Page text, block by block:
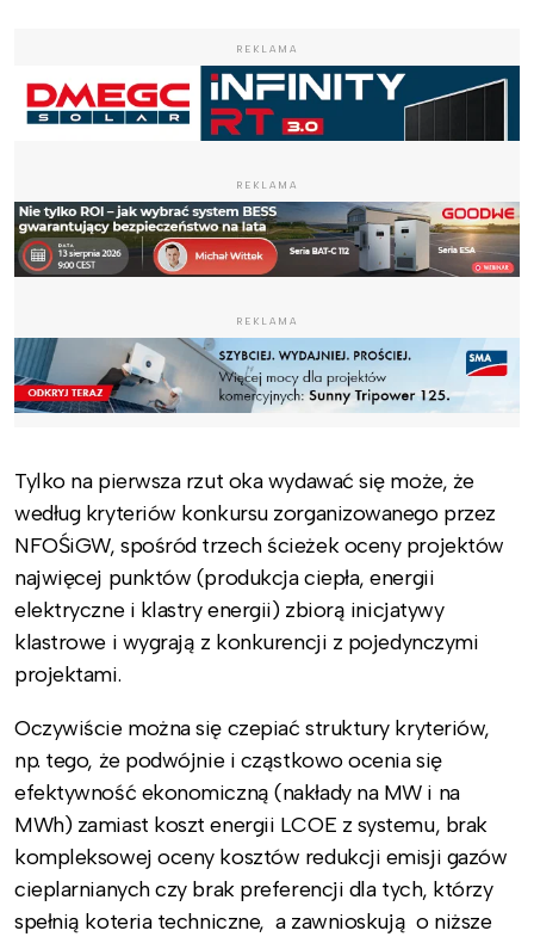
REKLAMA
REKLAMA
REKLAMA
Tylko na pierwsza rzut oka wydawać się może, że
według kryteriów konkursu zorganizowanego przez
NFOŚiGW, spośród trzech ścieżek oceny projektów
najwięcej punktów (produkcja ciepła, energii
elektryczne i klastry energii) zbiorą inicjatywy
klastrowe i wygrają z konkurencji z pojedynczymi
projektami.
Oczywiście można się czepiać struktury kryteriów,
np. tego, że podwójnie i cząstkowo ocenia się
efektywność ekonomiczną (nakłady na MW i na
MWh) zamiast koszt energii LCOE z systemu, brak
kompleksowej oceny kosztów redukcji emisji gazów
cieplarnianych czy brak preferencji dla tych, którzy
spełnią koteria techniczne, a zawnioskują o niższe